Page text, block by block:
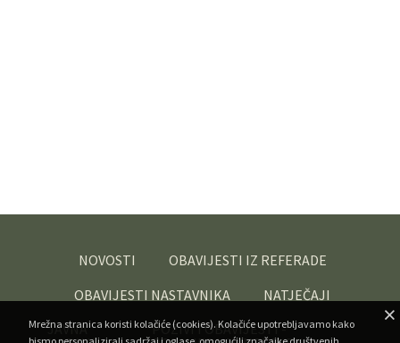
NOVOSTI
OBAVIJESTI IZ REFERADE
OBAVIJESTI NASTAVNIKA
NATJEČAJI
JAVNA
POZIVI I OBAVIJESTI -
Mrežna stranica koristi kolačiće (cookies). Kolačiće upotrebljavamo kako